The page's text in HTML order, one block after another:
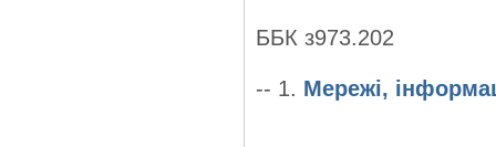
ББК з973.202
-- 1. Мережі,